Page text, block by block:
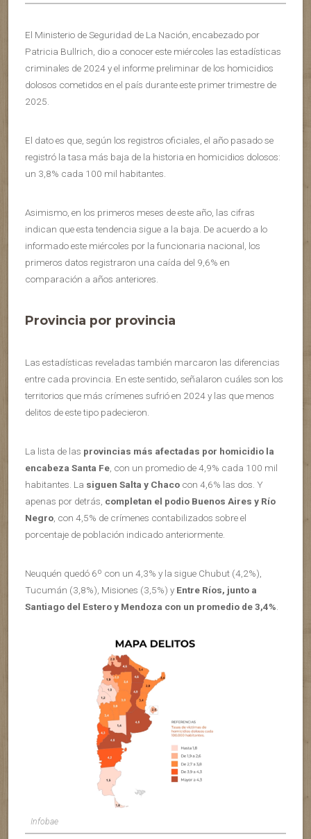
El Ministerio de Seguridad de La Nación, encabezado por
Patricia Bullrich, dio a conocer este miércoles las estadísticas
criminales de 2024 y el informe preliminar de los homicidios
dolosos cometidos en el país durante este primer trimestre de
2025.
El dato es que, según los registros oficiales, el año pasado se
registró la tasa más baja de la historia en homicidios dolosos:
un 3,8% cada 100 mil habitantes.
Asimismo, en los primeros meses de este año, las cifras
indican que esta tendencia sigue a la baja. De acuerdo a lo
informado este miércoles por la funcionaria nacional, los
primeros datos registraron una caída del 9,6% en
comparación a años anteriores.
Provincia por provincia
Las estadísticas reveladas también marcaron las diferencias
entre cada provincia. En este sentido, señalaron cuáles son los
territorios que más crímenes sufrió en 2024 y las que menos
delitos de este tipo padecieron.
La lista de las provincias más afectadas por homicidio la
encabeza Santa Fe, con un promedio de 4,9% cada 100 mil
habitantes. La siguen Salta y Chaco con 4,6% las dos. Y
apenas por detrás, completan el podio Buenos Aires y Río
Negro, con 4,5% de crímenes contabilizados sobre el
porcentaje de población indicado anteriormente.
Neuquén quedó 6º con un 4,3% y la sigue Chubut (4,2%),
Tucumán (3,8%), Misiones (3,5%) y Entre Ríos, junto a
Santiago del Estero y Mendoza con un promedio de 3,4%.
Infobae